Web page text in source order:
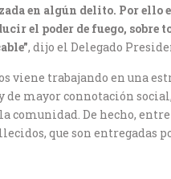
en algún delito. Por ello
el poder de fuego, sobre
, dijo el Delegado
viene trabajando en una
mayor connotación
comunidad. De hecho,
que son entregadas